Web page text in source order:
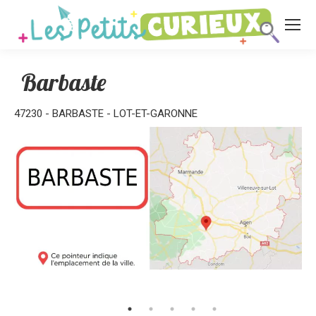
Barbaste
47230 - BARBASTE - LOT-ET-GARONNE